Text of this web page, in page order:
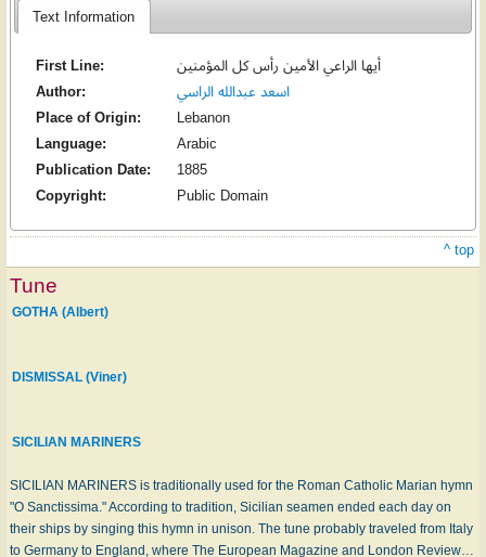
Text Information
First Line:
أيها الراعي الأمين رأس كل المؤمنين
Author:
اسعد عبدالله الراسي
Place of Origin:
Lebanon
Language:
Arabic
Publication Date:
1885
Copyright:
Public Domain
^ top
Tune
GOTHA (Albert)
DISMISSAL (Viner)
SICILIAN MARINERS
SICILIAN MARINERS is traditionally used for the Roman Catholic Marian hymn
"O Sanctissima." According to tradition, Sicilian seamen ended each day on
their ships by singing this hymn in unison. The tune probably traveled from Italy
to Germany to England, where The European Magazine and London Review…